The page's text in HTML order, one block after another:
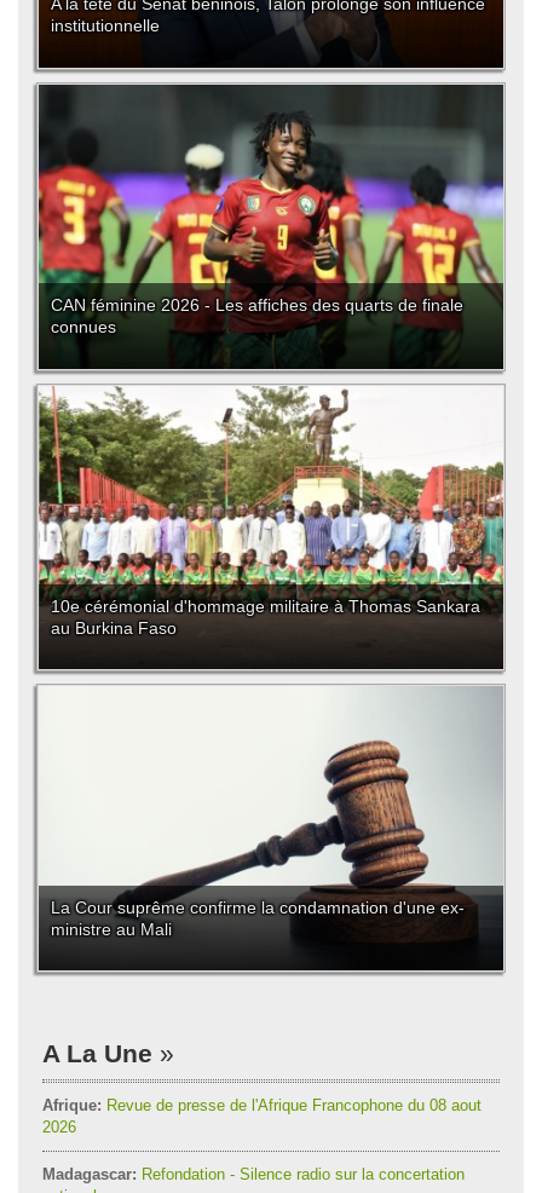
A la tête du Sénat béninois, Talon prolonge son influence
institutionnelle
CAN féminine 2026 - Les affiches des quarts de finale
connues
10e cérémonial d'hommage militaire à Thomas Sankara
au Burkina Faso
La Cour suprême confirme la condamnation d'une ex-
ministre au Mali
A La Une
Afrique: Revue de presse de l'Afrique Francophone du 08 aout
2026
Madagascar: Refondation - Silence radio sur la concertation